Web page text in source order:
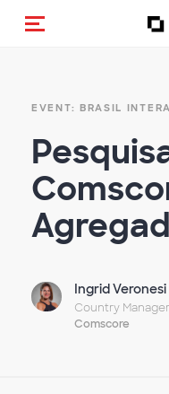
Alternar
EVENT: BRASIL
Ingrid Veronesi
Country
Comscore